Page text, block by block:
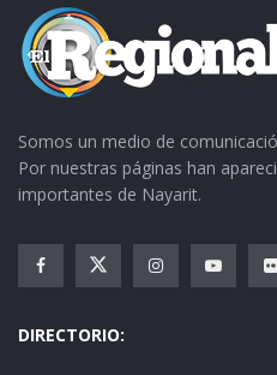
Somos un medio de
Por nuestras páginas han
importantes de Nayarit.
DIRECTORIO: